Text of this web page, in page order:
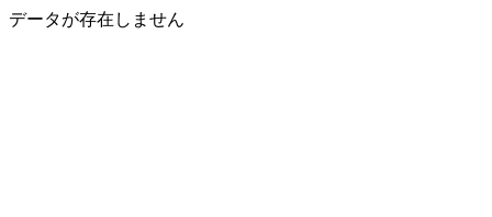
データが存在しません